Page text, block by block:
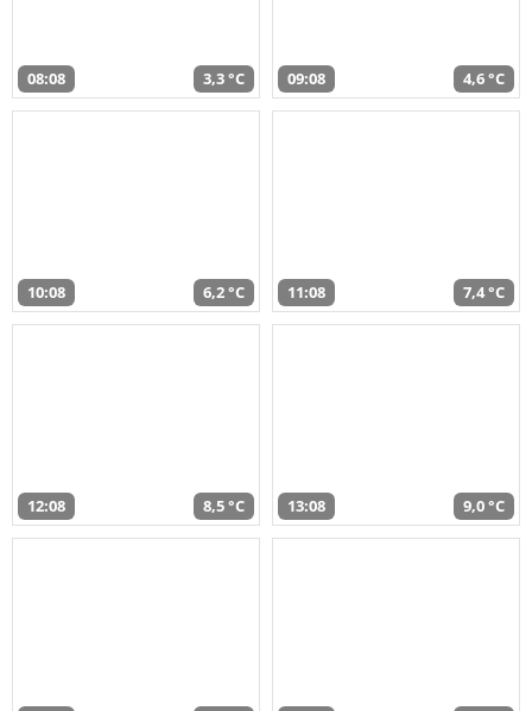
08:08 3,3 °C 09:08 4,6 °C
10:08 6,2 °C 11:08 7,4 °C
12:08 8,5 °C 13:08 9,0 °C